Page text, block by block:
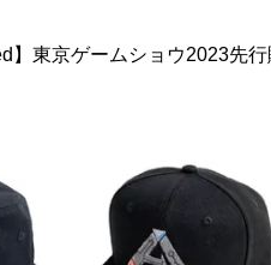
】東京ゲームショウ2023先行